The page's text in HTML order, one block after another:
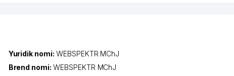
Yuridik nomi: WEBSPEKTR MChJ
Brend nomi: WEBSPEKTR MChJ